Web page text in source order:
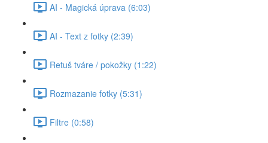
AI - Magická úprava (6:03)
AI - Text z fotky (2:39)
Retuš tváre / pokožky (1:22)
Rozmazanie fotky (5:31)
Filtre (0:58)